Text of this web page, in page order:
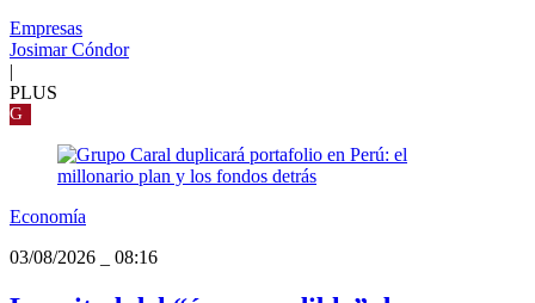
Empresas
Josimar Cóndor
PLUS
G
Economía
03/08/2026
08:16